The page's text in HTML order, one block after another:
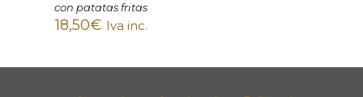
con patatas fritas
18,50€ Iva inc.